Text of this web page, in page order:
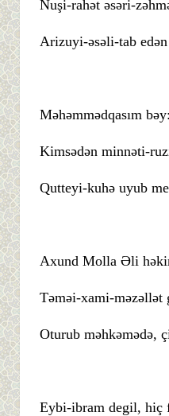
Nuşi-rahət əsəri-
Arizuyi-əsəli-tab
Məhəmmədqasım bəy:
Kimsədən minnəti-
Qutteyi-kuhə uyub
Axund Molla Əli
Təməi-xami-
Oturub məhkəmədə,
Eybi-ibram degil, hiç